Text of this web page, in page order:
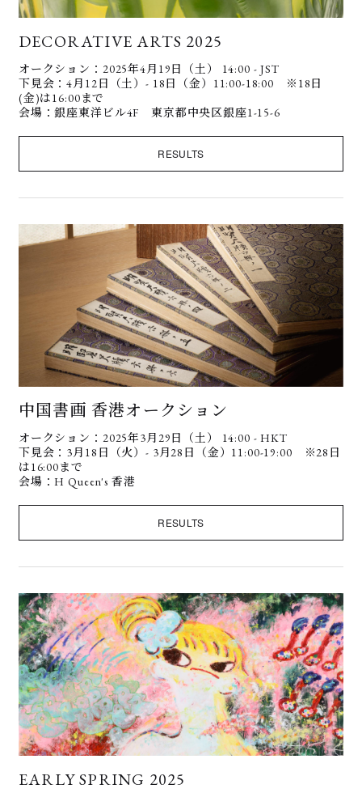
DECORATIVE ARTS 2025
オークション：2025年4月19日（土） 14:00 - JST
下見会：4月12日（土）- 18日（金）11:00-18:00 ※18日
(金)は16:00まで
会場：銀座東洋ビル4F 東京都中央区銀座1-15-6
RESULTS
中国書画 香港オークション
オークション：2025年3月29日（土） 14:00 - HKT
下見会：3月18日（火）- 3月28日（金）11:00-19:00 ※28日
は16:00まで
会場：H Queen's 香港
RESULTS
EARLY SPRING 2025